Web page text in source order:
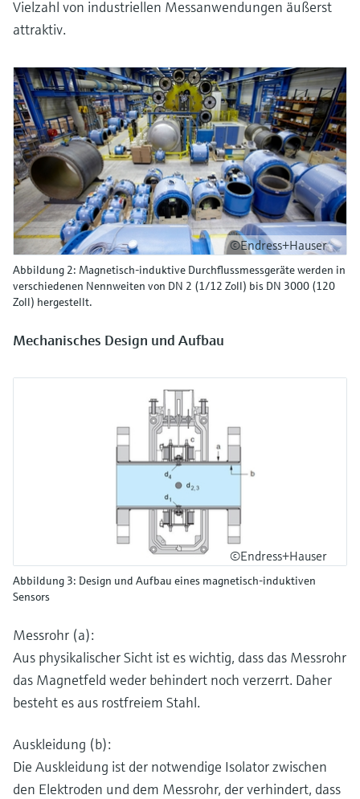
Vielzahl von industriellen Messanwendungen äußerst
attraktiv.
©Endress+Hauser
Abbildung 2: Magnetisch-induktive Durchflussmessgeräte werden in
verschiedenen Nennweiten von DN 2 (1/12 Zoll) bis DN 3000 (120
Zoll) hergestellt.
Mechanisches Design und Aufbau
©Endress+Hauser
Abbildung 3: Design und Aufbau eines magnetisch-induktiven
Sensors
Messrohr (a):
Aus physikalischer Sicht ist es wichtig, dass das Messrohr
das Magnetfeld weder behindert noch verzerrt. Daher
besteht es aus rostfreiem Stahl.
Auskleidung (b):
Die Auskleidung ist der notwendige Isolator zwischen
den Elektroden und dem Messrohr, der verhindert, dass